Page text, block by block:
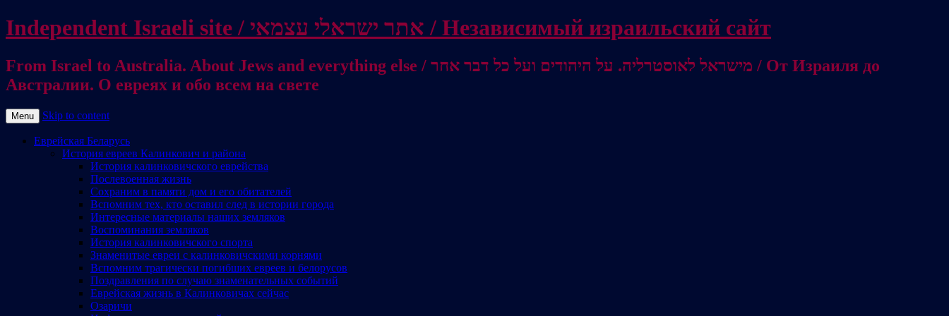
Independent Israeli site / אתר ישראלי עצמאי / Независимый израильский сайт
From Israel to Australia. About Jews and everything else / מישראל לאוסטרליה. על היהודים ועל כל דבר אחר / От Израиля до
Австралии. О евреях и обо всем на свете
Menu Skip to content
Еврейская Беларусь
История евреев Калинкович и района
История калинковичского еврейства
Послевоенная жизнь
Сохраним в памяти дом и его обитателей
Вспомним тех, кто оставил след в истории города
Интересные материалы наших земляков
Воспоминания земляков
История калинковичского спорта
Знаменитые евреи с калинковичскими корнями
Вспомним трагически погибших евреев и белорусов
Поздравления по случаю знаменательных событий
Еврейская жизнь в Калинковичах сейчас
Озаричи